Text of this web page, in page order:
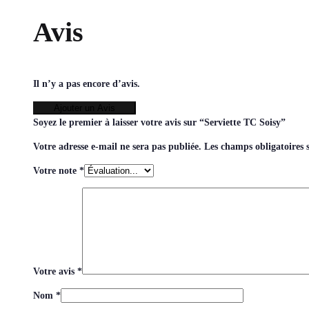
Avis
Il n’y a pas encore d’avis.
Soyez le premier à laisser votre avis sur “Serviette TC Soisy”
Votre adresse e-mail ne sera pas publiée. Les champs obligatoires
Votre note *
Votre avis *
Nom *